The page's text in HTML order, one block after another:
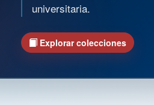
universitaria.
Explorar colecciones